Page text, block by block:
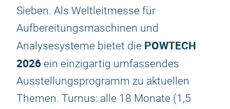
Sieben. Als Weltleitmesse für
Aufbereitungsmaschinen und
Analysesysteme bietet die POWTECH
2026 ein einzigartig umfassendes
Ausstellungsprogramm zu aktuellen
Themen. Turnus: alle 18 Monate (1,5